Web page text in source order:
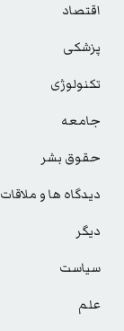
اقتصاد
پزشکی
تکنولوژی
جامعه
حقوق بشر
دیدگاه ها و ملاقات
دیگر
سیاست
علم